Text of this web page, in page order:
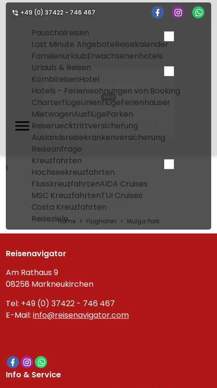
+49 (0) 37422 - 746 467
Pauschalreisen
Last Minute AngeboteReisekalender
FamilienurlaubErwachsenenhotels
Urlaub & Reisen
KombireisenHotel
Hotels - Ferienwohnungen von Booking
CharterflügeLinienflügeFerienhäuser
MietwagenAusflügeParken
Reiseruecktrittversicherung
Auslandsreisekrankenversicherung
Reiseanfrage
Kreuzfahrten
Hochseekreuzfahrten
FlusskreuzfahrtenAIDA Cruises
MSC KreuzfahrtenTUI Cruises
Costa Kreuzfahrten
Reiseziele
Mulga Park
MUP
Home Flughafen Mulga Park
1
Home Flughafen Mulga Park
Reisenavigator
Am Rathaus 9
08258 Markneukirchen
Tel: +49 (0) 37422 - 746 467
E-Mail: info@reisenavigator.com
Info & Service